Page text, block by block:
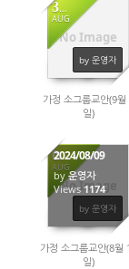
No Image
30
AUG
by 운영자
1218
가정 소그룹교안(9월
일)
No Image
09
AUG
by 운영자
2024/08/09
by운영자
Views 1174
가정 소그룹교안(8월
일)